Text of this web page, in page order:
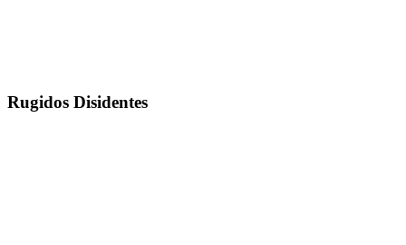
Rugidos Disidentes